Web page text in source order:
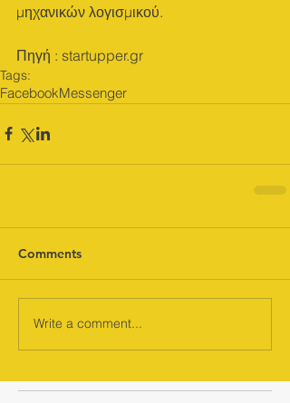
μηχανικών λογισμικού.
Πηγή : startupper.gr
Tags:
FacebookMessenger
Comments
Write a comment...